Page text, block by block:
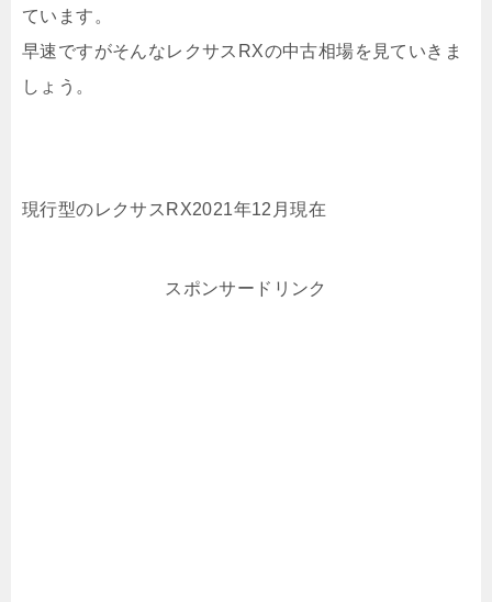
ています。
早速ですがそんなレクサスRXの中古相場を見ていきま
しょう。
現行型のレクサスRX2021年12月現在
スポンサードリンク